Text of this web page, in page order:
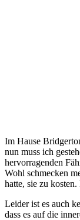
Im Hause
nun muss ich
hervorragenden
Wohl schmecken
hatte, sie zu
Leider ist es auch
dass es auf die